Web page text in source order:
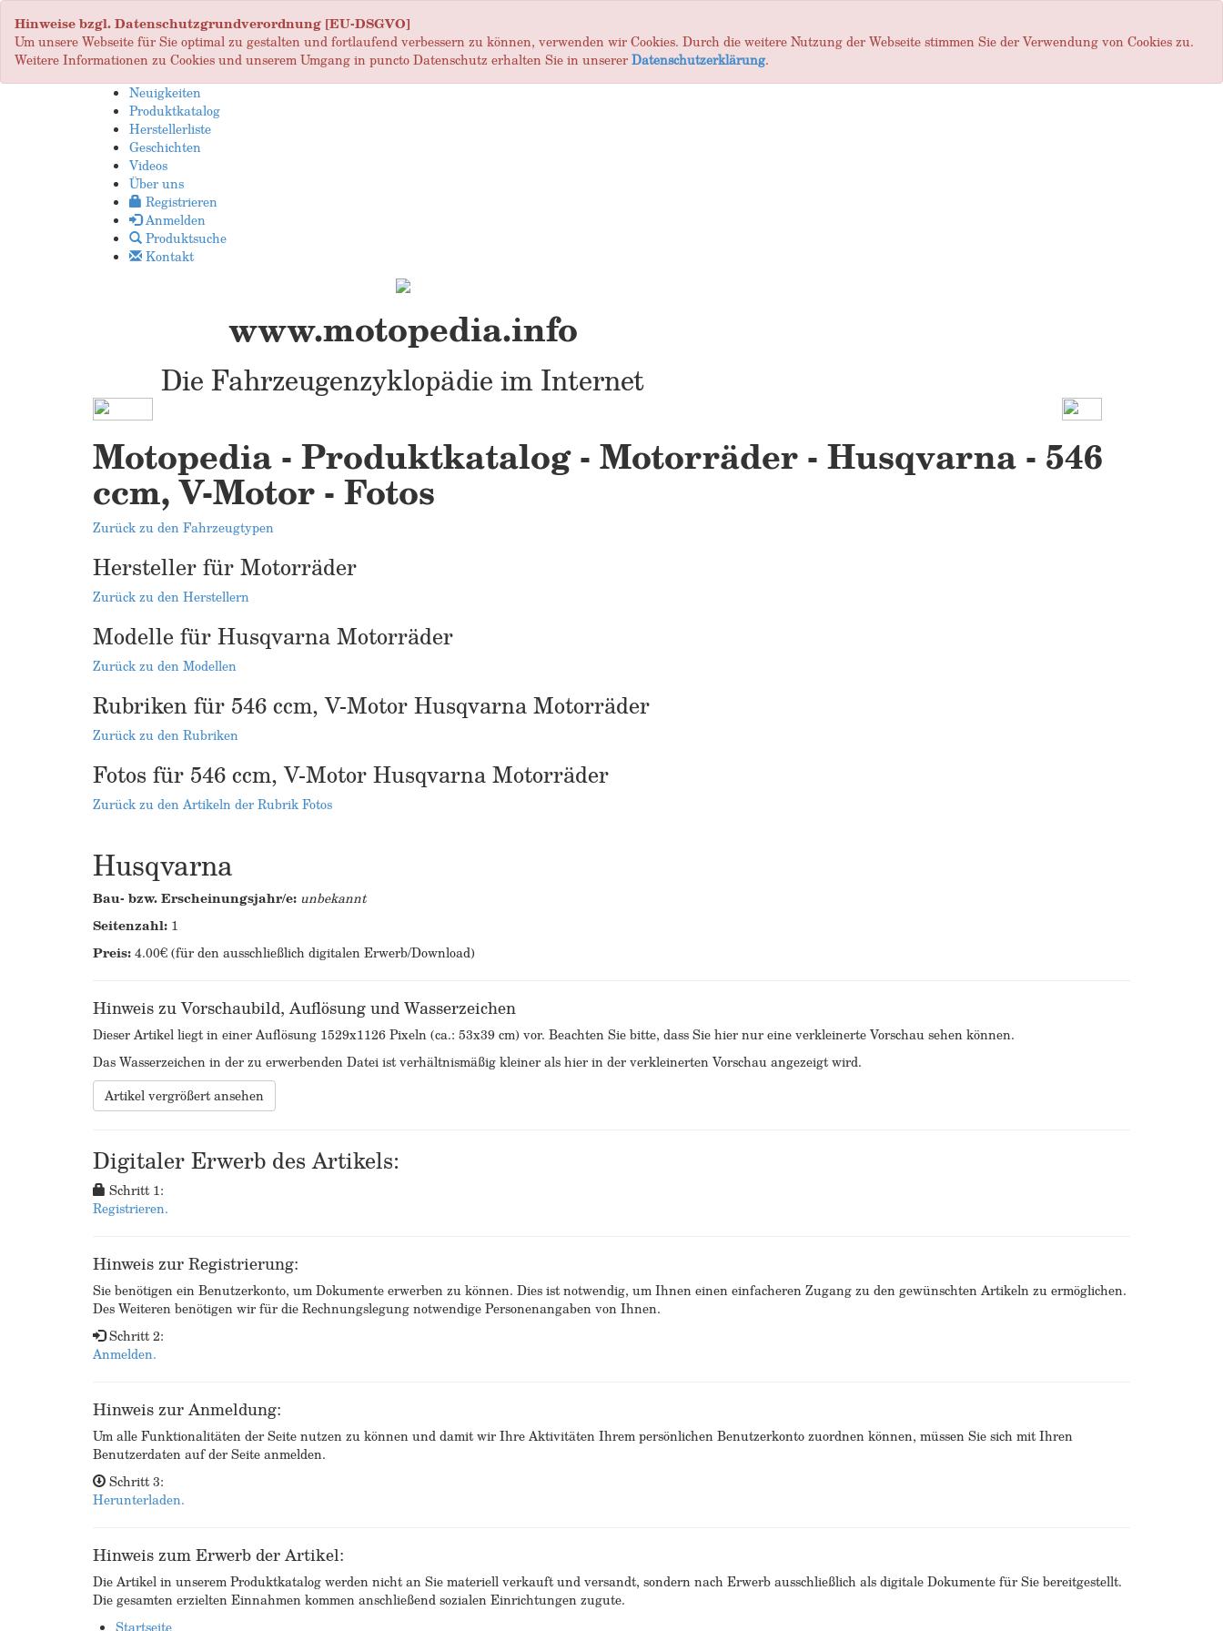
Hinweise bzgl. Datenschutzgrundverordnung [EU-DSGVO]
Um unsere Webseite für Sie optimal zu gestalten und fortlaufend verbessern zu können, verwenden wir Cookies. Durch die weitere Nutzung der Webseite stimmen Sie der Verwendung von Cookies zu.
Weitere Informationen zu Cookies und unserem Umgang in puncto Datenschutz erhalten Sie in unsererDatenschutzerklärung.
Neuigkeiten
Produktkatalog
Herstellerliste
Geschichten
Videos
Über uns
Registrieren
Anmelden
Produktsuche
Kontakt
www.motopedia.info
Die Fahrzeugenzyklopädie im Internet
Motopedia - Produktkatalog - Motorräder - Husqvarna - 546
ccm, V-Motor - Fotos
Zurück zu den Fahrzeugtypen
Hersteller für Motorräder
Zurück zu den Herstellern
Modelle für Husqvarna Motorräder
Zurück zu den Modellen
Rubriken für 546 ccm, V-Motor Husqvarna Motorräder
Zurück zu den Rubriken
Fotos für 546 ccm, V-Motor Husqvarna Motorräder
Zurück zu den Artikeln der Rubrik Fotos
Husqvarna
Bau- bzw. Erscheinungsjahr/e: unbekannt
Seitenzahl: 1
Preis:4.00€ (für den ausschließlich digitalen Erwerb/Download)
Hinweis zu Vorschaubild, Auflösung und Wasserzeichen
Dieser Artikel liegt in einer Auflösung 1529x1126 Pixeln (ca.: 53x39 cm) vor. Beachten Sie bitte, dass Sie hier nur eine verkleinerte Vorschau sehen können.
Das Wasserzeichen in der zu erwerbenden Datei ist verhältnismäßig kleiner als hier in der verkleinerten Vorschau angezeigt wird.
Artikel vergrößert ansehen
Digitaler Erwerb des Artikels:
Schritt 1:
Registrieren.
Hinweis zur Registrierung:
Sie benötigen ein Benutzerkonto, um Dokumente erwerben zu können. Dies ist notwendig, um Ihnen einen einfacheren Zugang zu den gewünschten Artikeln zu ermöglichen.
Des Weiteren benötigen wir für die Rechnungslegung notwendige Personenangaben von Ihnen.
Schritt 2:
Anmelden.
Hinweis zur Anmeldung:
Um alle Funktionalitäten der Seite nutzen zu können und damit wir Ihre Aktivitäten Ihrem persönlichen Benutzerkonto zuordnen können, müssen Sie sich mit Ihren
Benutzerdaten auf der Seite anmelden.
Schritt 3:
Herunterladen.
Hinweis zum Erwerb der Artikel:
Die Artikel in unserem Produktkatalog werden nicht an Sie materiell verkauft und versandt, sondern nach Erwerb ausschließlich als digitale Dokumente für Sie bereitgestellt.
Die gesamten erzielten Einnahmen kommen anschließend sozialen Einrichtungen zugute.
Startseite